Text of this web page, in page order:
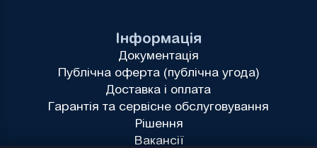
Інформація
Документація
Публічна оферта (публічна угода)
Доставка і оплата
Гарантія та сервісне обслуговування
Рішення
Вакансії